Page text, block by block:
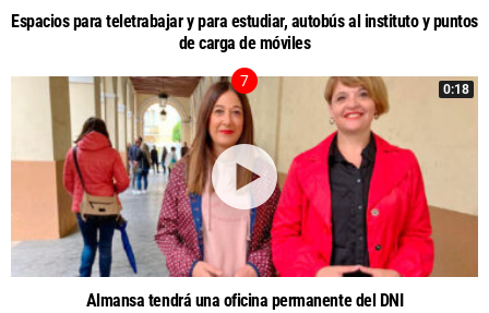
Espacios para teletrabajar y para estudiar, autobús al instituto y puntos
de carga de móviles
0:18
Almansa tendrá una oficina permanente del DNI